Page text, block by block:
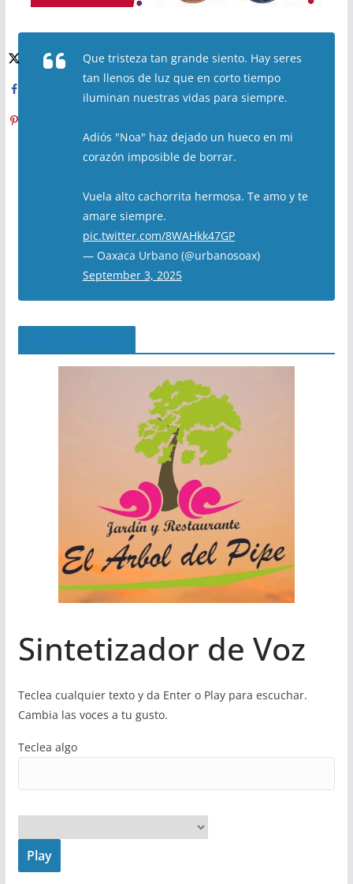
Que tristeza tan grande siento. Hay seres
tan llenos de luz que en corto tiempo
iluminan nuestras vidas para siempre.
Adiós "Noa" haz dejado un hueco en mi
corazón imposible de borrar.
Vuela alto cachorrita hermosa. Te amo y te
amare siempre.
pic.twitter.com/8WAHkk47GP
— Oaxaca Urbano (@urbanosoax)
September 3, 2025
Sintetizador de Voz
Teclea cualquier texto y da Enter o Play para escuchar.
Cambia las voces a tu gusto.
Teclea algo
Play